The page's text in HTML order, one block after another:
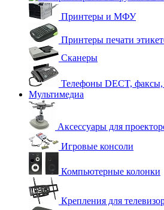
Принтеры и МФУ
Принтеры печати
Сканеры
Телефоны DECT, факсы,
Мультимедиа
Аксессуары для
Игровые консоли
Компьютерные колонки
Крепления для